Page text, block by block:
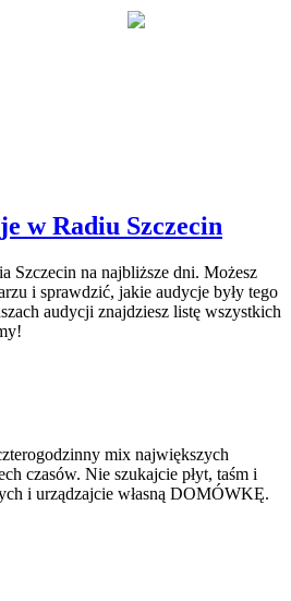
w Radiu Szczecin
Szczecin na najbliższe dni. Możesz
i sprawdzić, jakie audycje były tego
audycji znajdziesz listę wszystkich
mix największych
czasów. Nie szukajcie płyt, taśm i
i urządzajcie własną DOMÓWKĘ.